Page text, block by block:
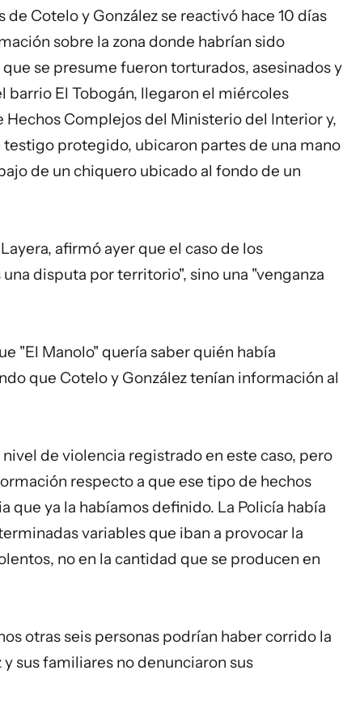
Cotelo y González se reactivó hace 10 días
sobre la zona donde habrían sido
se presume fueron torturados, asesinados y
barrio El Tobogán, llegaron el miércoles
Complejos del Ministerio del Interior y,
protegido, ubicaron partes de una mano
de un chiquero ubicado al fondo de un
afirmó ayer que el caso de los
disputa por territorio", sino una "venganza
"El Manolo" quería saber quién había
que Cotelo y González tenían información al
de violencia registrado en este caso, pero
respecto a que ese tipo de hechos
que ya la habíamos definido. La Policía había
variables que iban a provocar la
no en la cantidad que se producen en
otras seis personas podrían haber corrido la
sus familiares no denunciaron sus